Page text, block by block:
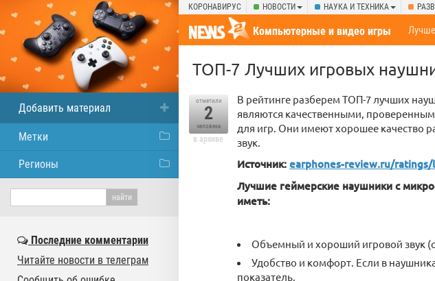
КОРОНАВИРУС НОВОСТИ НАУКА И ТЕХНИКА
Компьютерные и видео игры
ТОП-7 Лучших игровых
отметили
2
человека
в архиве
В рейтинге разберем ТОП-7 лучших
являются качественными,
для игр. Они имеют хорошее качество
звук.
Источник: earphones-review.ru/
Лучшие геймерские наушники с
иметь:
Объемный и хороший игровой звук
Удобство и комфорт. Если в
показатель.
Добавить материал
Метки
Регионы
Последние комментарии
Читайте новости в телеграм